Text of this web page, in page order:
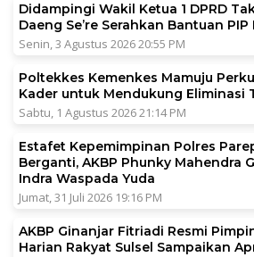
Didampingi Wakil Ketua 1 DPRD
Daeng Se’re Serahkan Bantuan
Senin, 3 Agustus 2026 20:55 PM
Poltekkes Kemenkes Mamuju
Kader untuk Mendukung Eliminasi
Sabtu, 1 Agustus 2026 21:14 PM
Estafet Kepemimpinan Polres
Berganti, AKBP Phunky Mahendra
Indra Waspada Yuda
Jumat, 31 Juli 2026 19:16 PM
AKBP Ginanjar Fitriadi Resmi
Harian Rakyat Sulsel Sampaikan